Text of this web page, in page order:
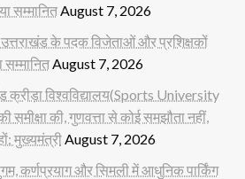
सम्मानितAugust 7, 2026
के पदक विजेताओं और प्रशिक्षकों
सम्मानितAugust 7, 2026
क्रीड़ा विश्वविद्यालय(Sports University
की समीक्षा की, गुणवत्ता से कोई समझौता नहीं,
मुख्यमंत्रीAugust 7, 2026
कर्णप्रयाग और सिमली में आधुनिक पार्किंग